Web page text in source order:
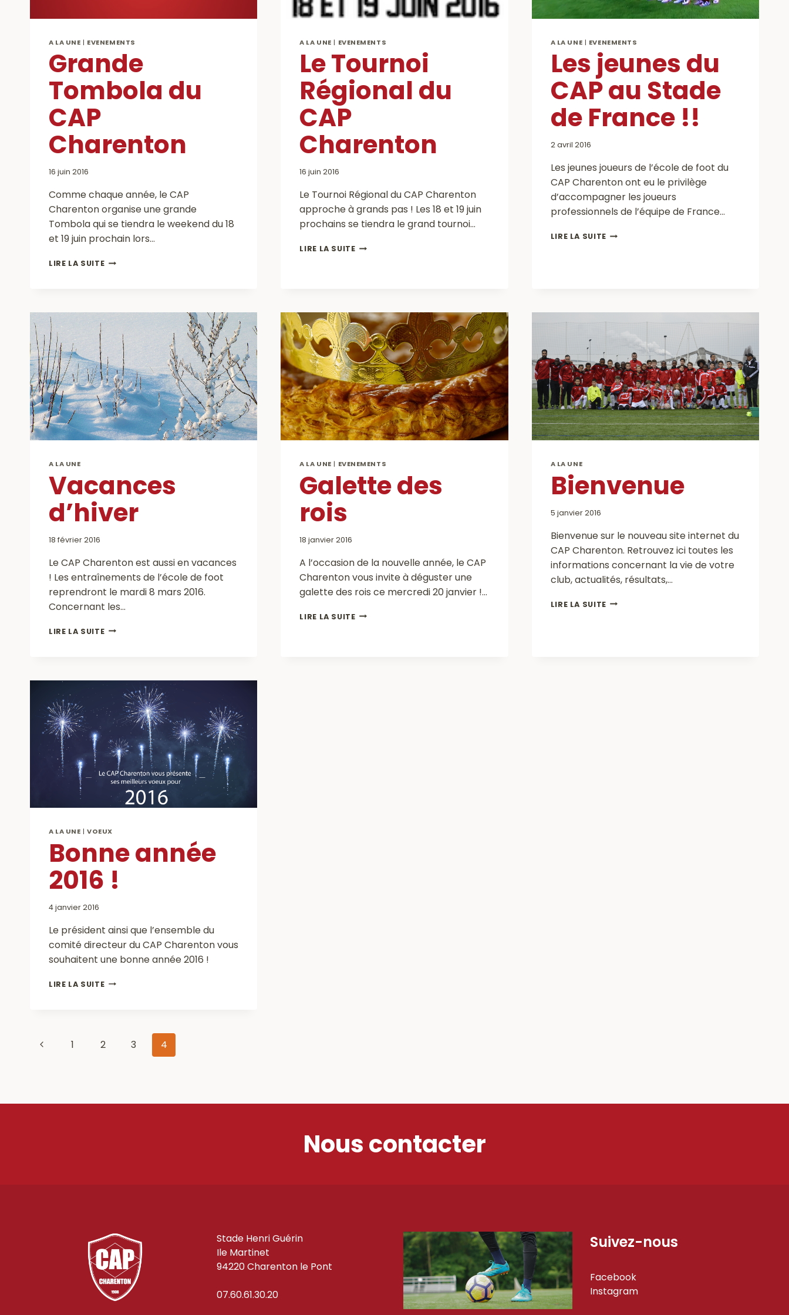
A LA UNE | EVENEMENTS
Grande
Tombola du
CAP
Charenton
16 juin 2016
Comme chaque année, le CAP
Charenton organise une grande
Tombola qui se tiendra le weekend du 18
et 19 juin prochain lors…
LIRE LA SUITEGRANDE
A LA UNE | EVENEMENTS
Le Tournoi
Régional du
CAP
Charenton
16 juin 2016
Le Tournoi Régional du CAP Charenton
approche à grands pas ! Les 18 et 19 juin
prochains se tiendra le grand tournoi…
LIRE LA SUITELE
A LA UNE | EVENEMENTS
Les jeunes du
CAP au Stade
de France !!
2 avril 2016
Les jeunes joueurs de l’école de foot du
CAP Charenton ont eu le privilège
d’accompagner les joueurs
professionnels de l’équipe de France…
LIRE LA SUITELES
FRANCE
A LA UNE
Vacances
d’hiver
18 février 2016
Le CAP Charenton est aussi en vacances
! Les entraînements de l’école de foot
reprendront le mardi 8 mars 2016.
Concernant les…
LIRE LA SUITEVACANCES
A LA UNE | EVENEMENTS
Galette des
rois
18 janvier 2016
A l’occasion de la nouvelle année, le CAP
Charenton vous invite à déguster une
galette des rois ce mercredi 20 janvier !…
LIRE LA SUITEGALETTE
A LA UNE
Bienvenue
5 janvier 2016
Bienvenue sur le nouveau site internet du
CAP Charenton. Retrouvez ici toutes les
informations concernant la vie de votre
club, actualités, résultats,…
LIRE LA SUITEBIENVENUE
A LA UNE |VOEUX
Bonne année
2016 !
4 janvier 2016
Le président ainsi que l’ensemble du
comité directeur du CAP Charenton vous
souhaitent une bonne année 2016 !
LIRE LA SUITEBONNE
Navigation
page
Page
1 2 3 4
Nous contacter
Stade Henri Guérin
Ile Martinet
94220 Charenton le Pont
07.60.61.30.20
Suivez-nous
Facebook
Instagram